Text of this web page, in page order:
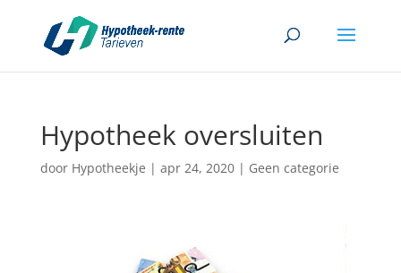
Hypotheek oversluiten
door Hypotheekje | apr 24, 2020| Geen categorie